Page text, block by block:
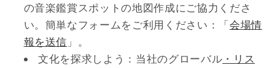
の音楽鑑賞スポットの地図作成にご協力くださ
い。簡単なフォームをご利用ください：「会場情
報を送信 」。
文化を探求しよう：当社のグローバル ・リス